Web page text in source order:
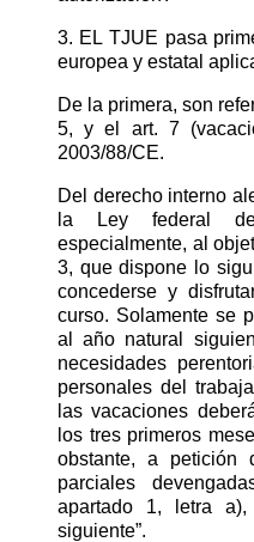
3. EL TJUE pasa
europea y estatal
De la primera, son
5, y el art. 7
2003/88/CE.
Del derecho interno
la Ley federal
especialmente, al
3, que dispone lo
concederse y
curso. Solamente se
al año natural
necesidades
personales del
las vacaciones
los tres primeros
obstante, a petición
parciales
apartado 1, letra
siguiente”.